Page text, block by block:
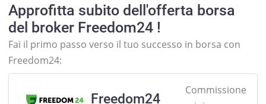
Approfitta subito dell'offerta borsa
del broker Freedom24 !
Fai il primo passo verso il tuo successo in borsa con
Freedom24:
Freedom24
Commissione